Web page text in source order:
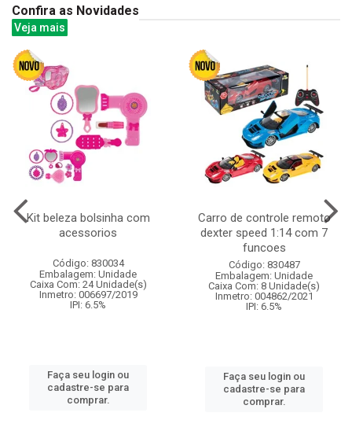
Confira as Novidades
Veja mais
Kit beleza bolsinha com
acessorios
Código: 830034
Embalagem: Unidade
Caixa Com: 24 Unidade(s)
Inmetro: 006697/2019
IPI: 6.5%
Faça seu login ou
cadastre-se para
comprar.
Carro de controle remoto
dexter speed 1:14 com 7
funcoes
Código: 830487
Embalagem: Unidade
Caixa Com: 8 Unidade(s)
Inmetro: 004862/2021
IPI: 6.5%
Faça seu login ou
cadastre-se para
comprar.